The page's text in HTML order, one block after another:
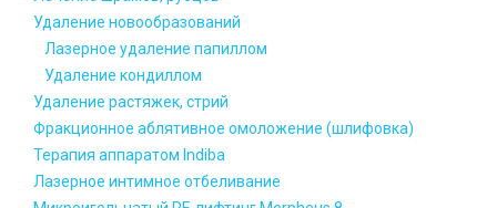
Удаление новообразований
Лазерное удаление папиллом
Удаление кондиллом
Удаление растяжек, стрий
Фракционное аблятивное омоложение (шлифовка)
Терапия аппаратом Indiba
Лазерное интимное отбеливание